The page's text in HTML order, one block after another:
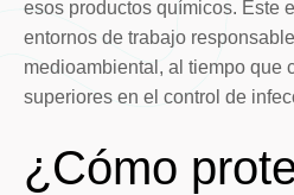
esos productos químicos. Este
entornos de trabajo
medioambiental, al tiempo que
superiores en el control de
¿Cómo